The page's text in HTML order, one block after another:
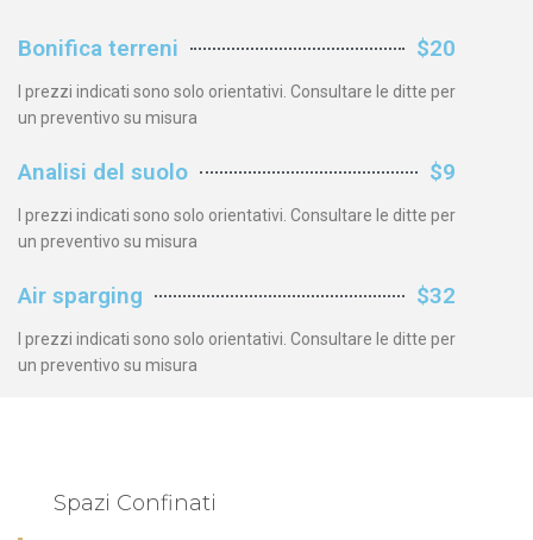
Bonifica terreni $20
I prezzi indicati sono solo orientativi. Consultare le ditte per
un preventivo su misura
Analisi del suolo $9
I prezzi indicati sono solo orientativi. Consultare le ditte per
un preventivo su misura
Air sparging $32
I prezzi indicati sono solo orientativi. Consultare le ditte per
un preventivo su misura
Spazi Confinati